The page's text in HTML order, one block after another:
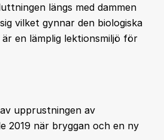
längs med dammen
vilket gynnar den biologiska
en lämplig lektionsmiljö för
upprustningen av
2019 när bryggan och en ny